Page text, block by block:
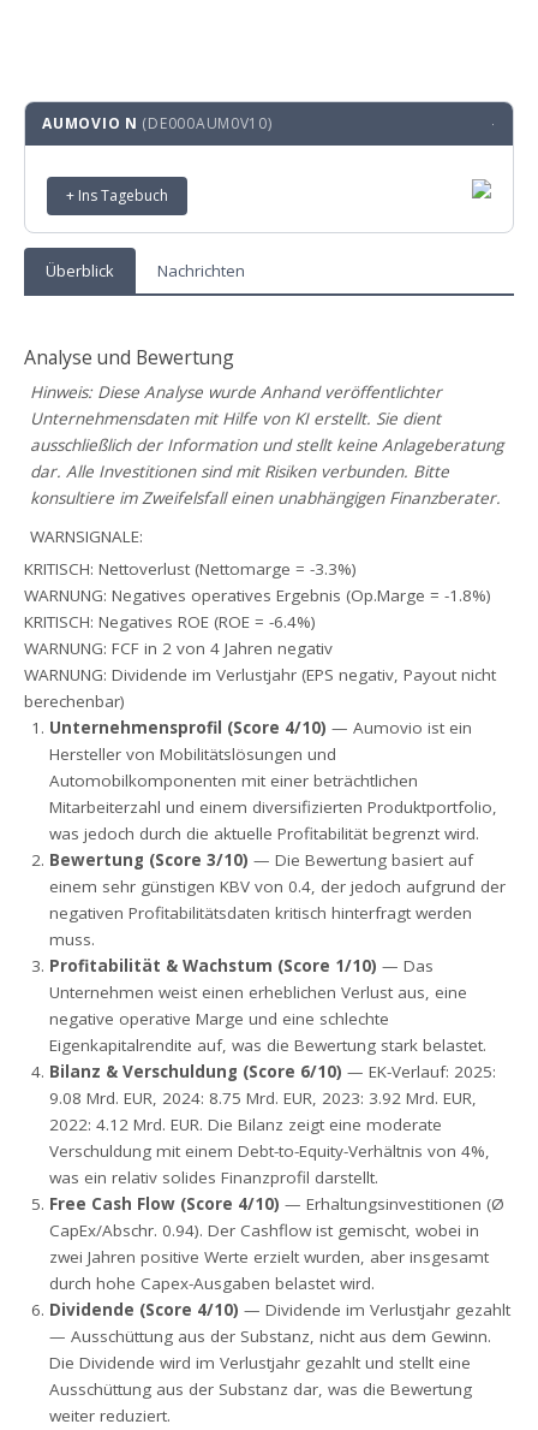
AUMOVIO N (DE000AUM0V10) ·
+ Ins Tagebuch
Überblick Nachrichten
Analyse und Bewertung
Hinweis: Diese Analyse wurde Anhand veröffentlichter
Unternehmensdaten mit Hilfe von KI erstellt. Sie dient
ausschließlich der Information und stellt keine Anlageberatung
dar. Alle Investitionen sind mit Risiken verbunden. Bitte
konsultiere im Zweifelsfall einen unabhängigen Finanzberater.
WARNSIGNALE:
KRITISCH: Nettoverlust (Nettomarge = -3.3%)
WARNUNG: Negatives operatives Ergebnis (Op.Marge = -1.8%)
KRITISCH: Negatives ROE (ROE = -6.4%)
WARNUNG: FCF in 2 von 4 Jahren negativ
WARNUNG: Dividende im Verlustjahr (EPS negativ, Payout nicht
berechenbar)
Unternehmensprofil (Score 4/10) — Aumovio ist ein
Hersteller von Mobilitätslösungen und
Automobilkomponenten mit einer beträchtlichen
Mitarbeiterzahl und einem diversifizierten Produktportfolio,
was jedoch durch die aktuelle Profitabilität begrenzt wird.
Bewertung (Score 3/10) — Die Bewertung basiert auf
einem sehr günstigen KBV von 0.4, der jedoch aufgrund der
negativen Profitabilitätsdaten kritisch hinterfragt werden
muss.
Profitabilität & Wachstum (Score 1/10) — Das
Unternehmen weist einen erheblichen Verlust aus, eine
negative operative Marge und eine schlechte
Eigenkapitalrendite auf, was die Bewertung stark belastet.
Bilanz & Verschuldung (Score 6/10) — EK-Verlauf: 2025:
9.08 Mrd. EUR, 2024: 8.75 Mrd. EUR, 2023: 3.92 Mrd. EUR,
2022: 4.12 Mrd. EUR. Die Bilanz zeigt eine moderate
Verschuldung mit einem Debt-to-Equity-Verhältnis von 4%,
was ein relativ solides Finanzprofil darstellt.
Free Cash Flow (Score 4/10) — Erhaltungsinvestitionen (Ø
CapEx/Abschr. 0.94). Der Cashflow ist gemischt, wobei in
zwei Jahren positive Werte erzielt wurden, aber insgesamt
durch hohe Capex-Ausgaben belastet wird.
Dividende (Score 4/10) — Dividende im Verlustjahr gezahlt
— Ausschüttung aus der Substanz, nicht aus dem Gewinn.
Die Dividende wird im Verlustjahr gezahlt und stellt eine
Ausschüttung aus der Substanz dar, was die Bewertung
weiter reduziert.